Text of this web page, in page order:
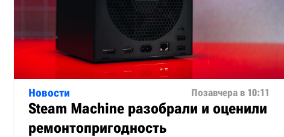
Новости Позавчера в 10:11
Steam Machine разобрали и оценили
ремонтопригодность